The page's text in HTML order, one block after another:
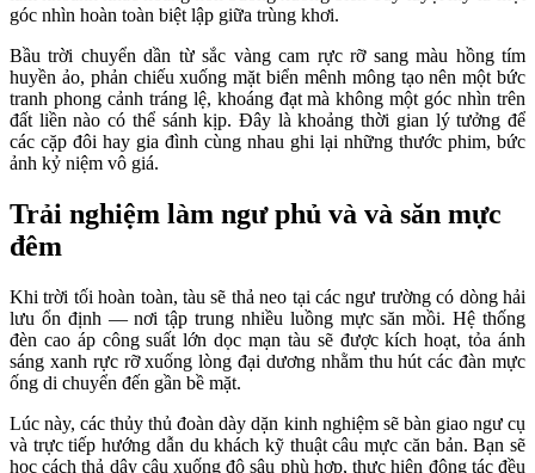
góc nhìn hoàn toàn biệt lập giữa trùng khơi.
Bầu trời chuyển dần từ sắc vàng cam rực rỡ sang màu hồng tím
huyền ảo, phản chiếu xuống mặt biển mênh mông tạo nên một bức
tranh phong cảnh tráng lệ, khoáng đạt mà không một góc nhìn trên
đất liền nào có thể sánh kịp. Đây là khoảng thời gian lý tưởng để
các cặp đôi hay gia đình cùng nhau ghi lại những thước phim, bức
ảnh kỷ niệm vô giá.
Trải nghiệm làm ngư phủ và và săn mực
đêm
Khi trời tối hoàn toàn, tàu sẽ thả neo tại các ngư trường có dòng hải
lưu ổn định — nơi tập trung nhiều luồng mực săn mồi. Hệ thống
đèn cao áp công suất lớn dọc mạn tàu sẽ được kích hoạt, tỏa ánh
sáng xanh rực rỡ xuống lòng đại dương nhằm thu hút các đàn mực
ống di chuyển đến gần bề mặt.
Lúc này, các thủy thủ đoàn dày dặn kinh nghiệm sẽ bàn giao ngư cụ
và trực tiếp hướng dẫn du khách kỹ thuật câu mực căn bản. Bạn sẽ
học cách thả dây câu xuống độ sâu phù hợp, thực hiện động tác đều